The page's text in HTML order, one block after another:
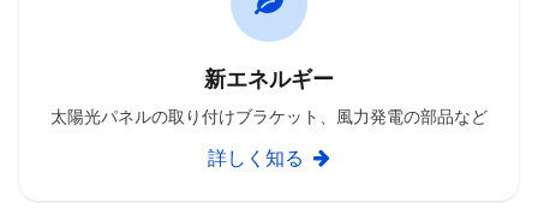
新エネルギー
太陽光パネルの取り付けブラケット、風力発電の部品など
詳しく知る